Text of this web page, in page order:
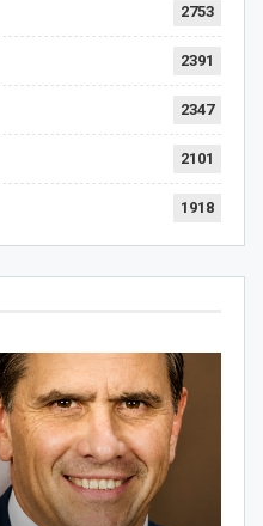
2753
2391
2347
2101
1918